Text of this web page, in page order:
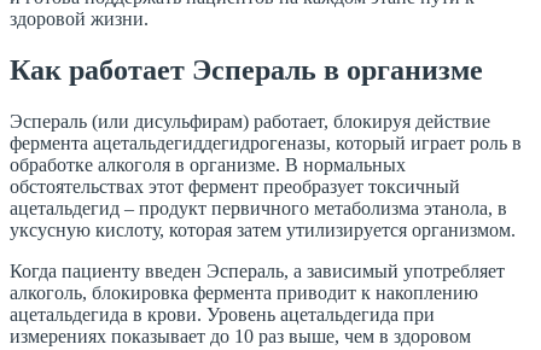
здоровой жизни.
Как работает Эспераль в организме
Эспераль (или дисульфирам) работает, блокируя действие
фермента ацетальдегиддегидрогеназы, который играет роль в
обработке алкоголя в организме. В нормальных
обстоятельствах этот фермент преобразует токсичный
ацетальдегид – продукт первичного метаболизма этанола, в
уксусную кислоту, которая затем утилизируется организмом.
Когда пациенту введен Эспераль, а зависимый употребляет
алкоголь, блокировка фермента приводит к накоплению
ацетальдегида в крови. Уровень ацетальдегида при
измерениях показывает до 10 раз выше, чем в здоровом